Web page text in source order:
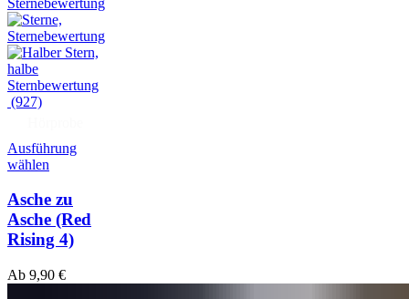
(927)
Ausführung
wählen
Asche zu
Asche (Red
Rising 4)
Ab 9,90 €